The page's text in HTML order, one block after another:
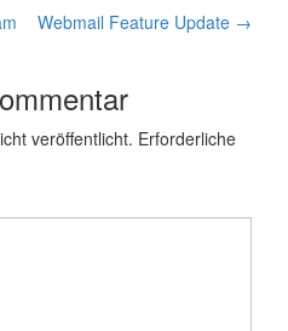
Webmail Feature Update →
veröffentlicht. Erforderliche